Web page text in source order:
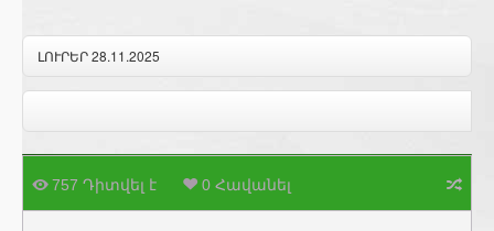
ԼՈՒՐԵՐ 28.11.2025
757 Դիտվել է 0 Հավանել